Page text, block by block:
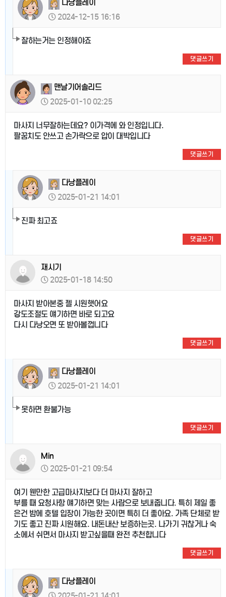
다낭플레이
2024-12-15 16:16
잘하는거는 인정해야죠
댓글쓰기
맨날기어솔리드
2025-01-10 02:25
마사지 너무잘하는데요? 이가격에 와 인정입니다.
팔꿈치도 안쓰고 손가락으로 압이 대박입니다
댓글쓰기
다낭플레이
2025-01-21 14:01
진짜 최고죠
댓글쓰기
재시기
2025-01-18 14:50
마사지 받아본중 젤 시원햇어요
강도조절도 얘기하면 바로 되고요
다시 다낭오면 또 받아볼껍니다
댓글쓰기
다낭플레이
2025-01-21 14:01
못하면 환불가능
댓글쓰기
Min
2025-01-21 09:54
여기 웬만한 고급마사지보다 더 마사지 잘하고
부를 때 요청사항 얘기하면 맞는 사람으로 보내줍니다. 특히 제일 좋
은건 밤에 호텔 입장이 가능한 곳이면 특히 더 좋아요. 가족 단체로 받
기도 좋고 진짜 시원해요. 내돈내산 보증하는곳. 나가기 귀찮거나 숙
소에서 쉬면서 마사지 받고싶을때 완전 추천합니다
댓글쓰기
다낭플레이